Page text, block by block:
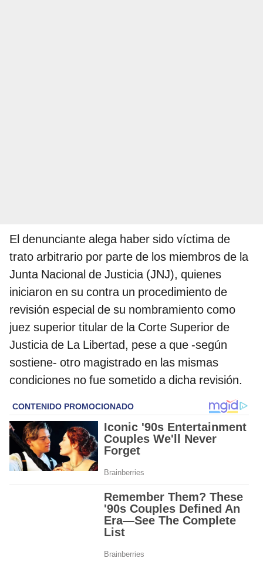
El denunciante alega haber sido víctima de
trato arbitrario por parte de los miembros de la
Junta Nacional de Justicia (JNJ), quienes
iniciaron en su contra un procedimiento de
revisión especial de su nombramiento como
juez superior titular de la Corte Superior de
Justicia de La Libertad, pese a que -según
sostiene- otro magistrado en las mismas
condiciones no fue sometido a dicha revisión.